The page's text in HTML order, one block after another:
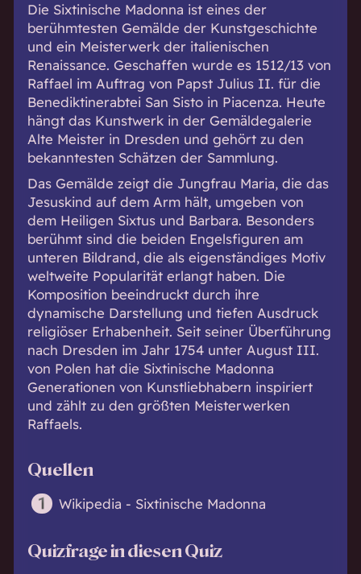
Die Sixtinische Madonna ist eines der
berühmtesten Gemälde der Kunstgeschichte
und ein Meisterwerk der italienischen
Renaissance. Geschaffen wurde es 1512/13 von
Raffael im Auftrag von Papst Julius II. für die
Benediktinerabtei San Sisto in Piacenza. Heute
hängt das Kunstwerk in der Gemäldegalerie
Alte Meister in Dresden und gehört zu den
bekanntesten Schätzen der Sammlung.
Das Gemälde zeigt die Jungfrau Maria, die das
Jesuskind auf dem Arm hält, umgeben von
dem Heiligen Sixtus und Barbara. Besonders
berühmt sind die beiden Engelsfiguren am
unteren Bildrand, die als eigenständiges Motiv
weltweite Popularität erlangt haben. Die
Komposition beeindruckt durch ihre
dynamische Darstellung und tiefen Ausdruck
religiöser Erhabenheit. Seit seiner Überführung
nach Dresden im Jahr 1754 unter August III.
von Polen hat die Sixtinische Madonna
Generationen von Kunstliebhabern inspiriert
und zählt zu den größten Meisterwerken
Raffaels.
Quellen
Wikipedia - Sixtinische Madonna
Quizfrage in diesen Quiz